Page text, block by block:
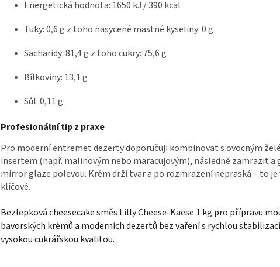
Energetická hodnota: 1650 kJ / 390 kcal
Tuky: 0,6 g z toho nasycené mastné kyseliny: 0 g
Sacharidy: 81,4 g z toho cukry: 75,6 g
Bílkoviny: 13,1 g
Sůl: 0,11 g
Profesionální tip z praxe
Pro moderní entremet dezerty doporučuji kombinovat s ovocným želé
insertem (např. malinovým nebo maracujovým), následně zamrazit a
mirror glaze polevou. Krém drží tvar a po rozmrazení nepraská – to je
klíčové.
Bezlepková cheesecake směs Lilly Cheese-Kaese 1 kg pro přípravu
bavorských krémů a moderních dezertů bez vaření s rychlou
vysokou cukrářskou kvalitou.